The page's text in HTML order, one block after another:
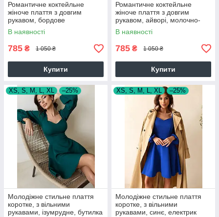
Романтичне коктейльне
жіноче плаття з довгим
рукавом, бордове
В наявності
785 ₴ 1 050 ₴
Купити
Романтичне коктейльне
жіноче плаття з довгим
рукавом, айворі, молочно-
біле
В наявності
785 ₴ 1 050 ₴
Купити
XS, S, M, L, XL –25%
Молодіжне стильне плаття
коротке, з вільними
рукавами, ізумрудне, бутилка
XS, S, M, L, XL –25%
Молодіжне стильне плаття
коротке, з вільними
рукавами, синє, електрик